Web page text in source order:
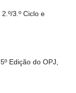
3.º Ciclo e
Edição do OPJ,